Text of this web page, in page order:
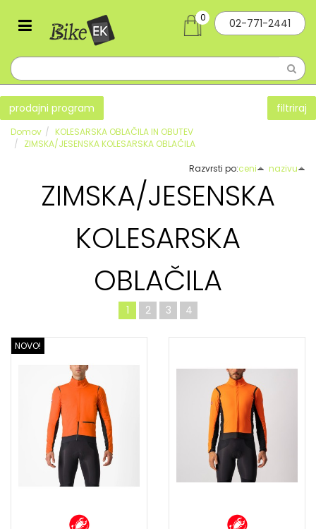
02-771-2441
0
prodajni program filtriraj
Domov
KOLESARSKA OBLAČILA IN OBUTEV
ZIMSKA/JESENSKA KOLESARSKA OBLAČILA
Razvrsti po:ceni nazivu
ZIMSKA/JESENSKA
KOLESARSKA
OBLAČILA
1 2 3 4
NOVO!